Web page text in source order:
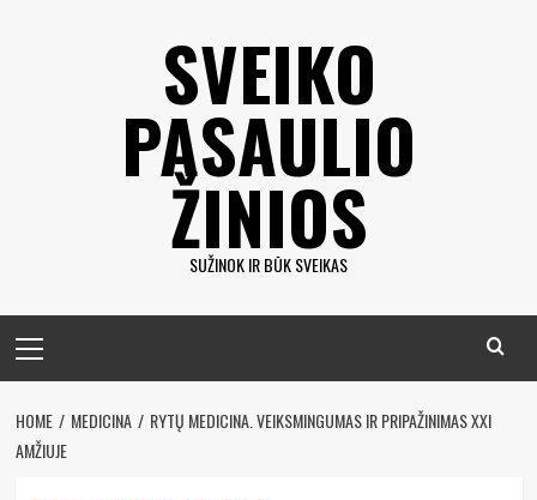
SVEIKO
PASAULIO
ŽINIOS
SUŽINOK IR BŪK SVEIKAS
meniu
HOME MEDICINA
RYTŲ MEDICINA. VEIKSMINGUMAS IR PRIPAŽINIMAS XXI
AMŽIUJE